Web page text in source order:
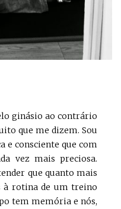
ginásio ao contrário
que me dizem. Sou
e consciente que com
vez mais preciosa.
que quanto mais
à rotina de um treino
tem memória e nós,